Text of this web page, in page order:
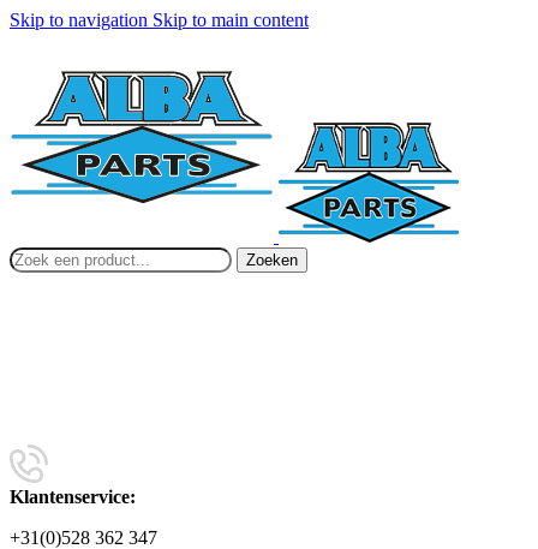
Skip to navigation Skip to main content
Zoeken
Klantenservice:
+31(0)528 362 347